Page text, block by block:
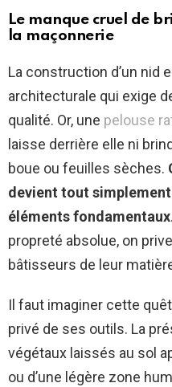
Le manque cruel de
la maçonnerie
La construction d’un nid
architecturale qui exige
qualité. Or, une pelouse
laisse derrière elle ni
boue ou feuilles sèches.
devient tout
éléments fondamentaux
propreté absolue, on
bâtisseurs de leur
Il faut imaginer cette
privé de ses outils. La
végétaux laissés au sol
ou d’une légère zone